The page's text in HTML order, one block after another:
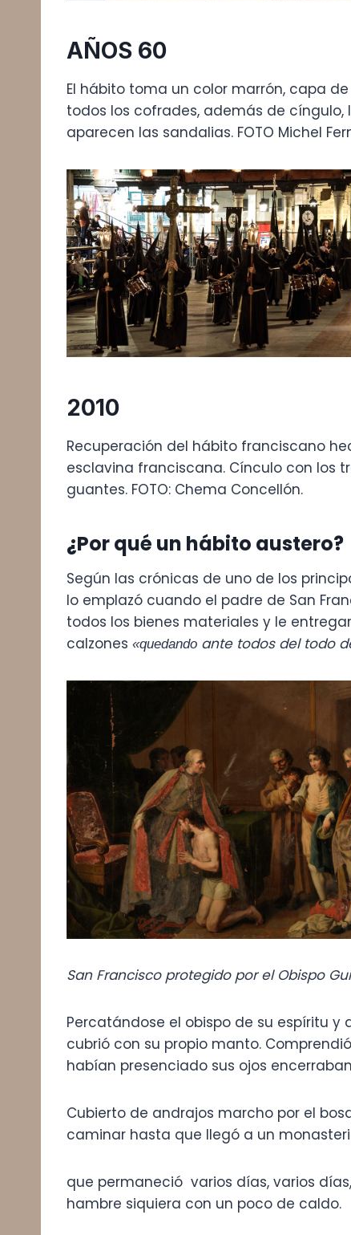
AÑOS 60
El hábito toma un color marrón, capa
todos los cofrades, además de
aparecen las sandalias. FOTO Michel
2010
Recuperación del hábito franciscano
esclavina franciscana. Cínculo con los
guantes. FOTO: Chema Concellón.
¿Por qué un hábito austero?
Según las crónicas de uno de los
lo emplazó cuando el padre de San
todos los bienes materiales y le
calzones «quedando ante todos del todo
San Francisco protegido por el Obispo
Percatándose el obispo de su espíritu
cubrió con su propio manto.
habían presenciado sus ojos
Cubierto de andrajos marcho por el
caminar hasta que llegó a un
que permaneció varios días, varios
hambre siquiera con un poco de caldo.